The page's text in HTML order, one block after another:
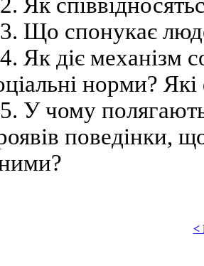
Що спонукає
Як діє механізм
норми?
У чому полягають
поведінки,
<